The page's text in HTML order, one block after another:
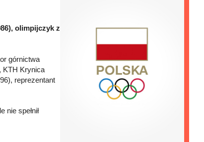
olimpijczyk z
górnictwa
KTH Krynica
reprezentant
nie spełnił